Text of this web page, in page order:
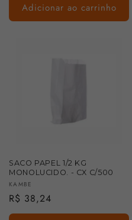
Adicionar ao carrinho
SACO PAPEL 1/2 KG
MONOLUCIDO. - CX C/500
Fornecedor:
KAMBE
Preço
normal
R$ 38,24